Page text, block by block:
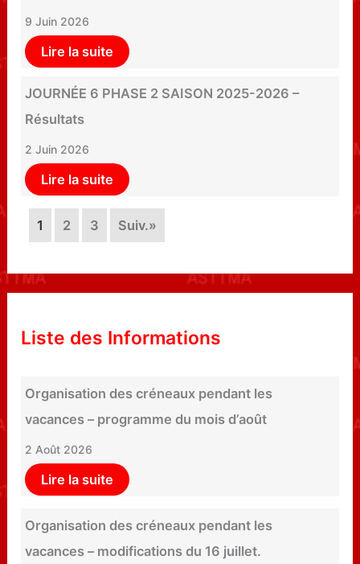
9 Juin 2026
Lire la suite
JOURNÉE 6 PHASE 2 SAISON 2025-2026 –
Résultats
2 Juin 2026
Lire la suite
1 2 3 Suiv.»
Liste des Informations
Organisation des créneaux pendant les
vacances – programme du mois d’août
2 Août 2026
Lire la suite
Organisation des créneaux pendant les
vacances – modifications du 16 juillet.